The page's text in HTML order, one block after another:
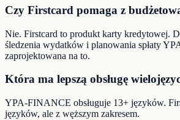
Czy Firstcard pomaga z
Nie. Firstcard to produkt karty kredytowej.
śledzenia wydatków i planowania spłaty
zaprojektowana na to.
Która ma lepszą obsługę
YPA-FINANCE obsługuje 13+ języków.
języków, ale z węższym zakresem.